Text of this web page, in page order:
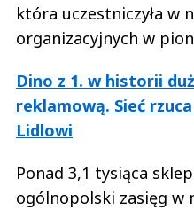
która uczestniczyła w
organizacyjnych w
Dino z 1. w historii
reklamową. Sieć
Lidlowi
Ponad 3,1 tysiąca
ogólnopolski zasięg w